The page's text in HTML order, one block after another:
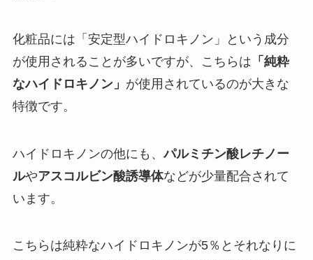
化粧品には「安定型ハイドロキノン」という成分
が使用されることが多いですが、こちらは 「純粋
なハイドロキノン」 が使用されているのが大きな
特徴です。
ハイドロキノンの他にも、パルミチン酸レチノー
ルやアスコルビン酸誘導体などが少量配合されて
います。
こちらは純粋なハイドロキノンが5％とそれなりに